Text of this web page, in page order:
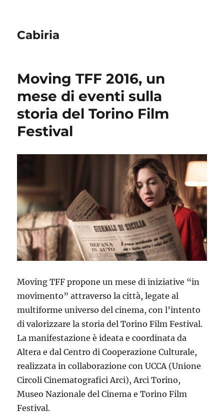
Cabiria
Moving TFF 2016, un
mese di eventi sulla
storia del Torino Film
Festival
Moving TFF propone un mese di iniziative “in
movimento” attraverso la città, legate al
multiforme universo del cinema, con l’intento
di valorizzare la storia del Torino Film Festival.
La manifestazione è ideata e coordinata da
Altera e dal Centro di Cooperazione Culturale,
realizzata in collaborazione con UCCA (Unione
Circoli Cinematografici Arci), Arci Torino,
Museo Nazionale del Cinema e Torino Film
Festival.